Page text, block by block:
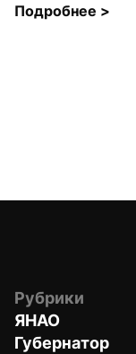
Подробнее >
Рубрики
ЯНАО
Губернатор